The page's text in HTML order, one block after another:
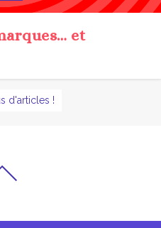
et
d'articles !